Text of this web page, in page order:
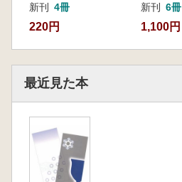
新刊 4冊
220円
新刊 6冊
1,100円
最近見た本